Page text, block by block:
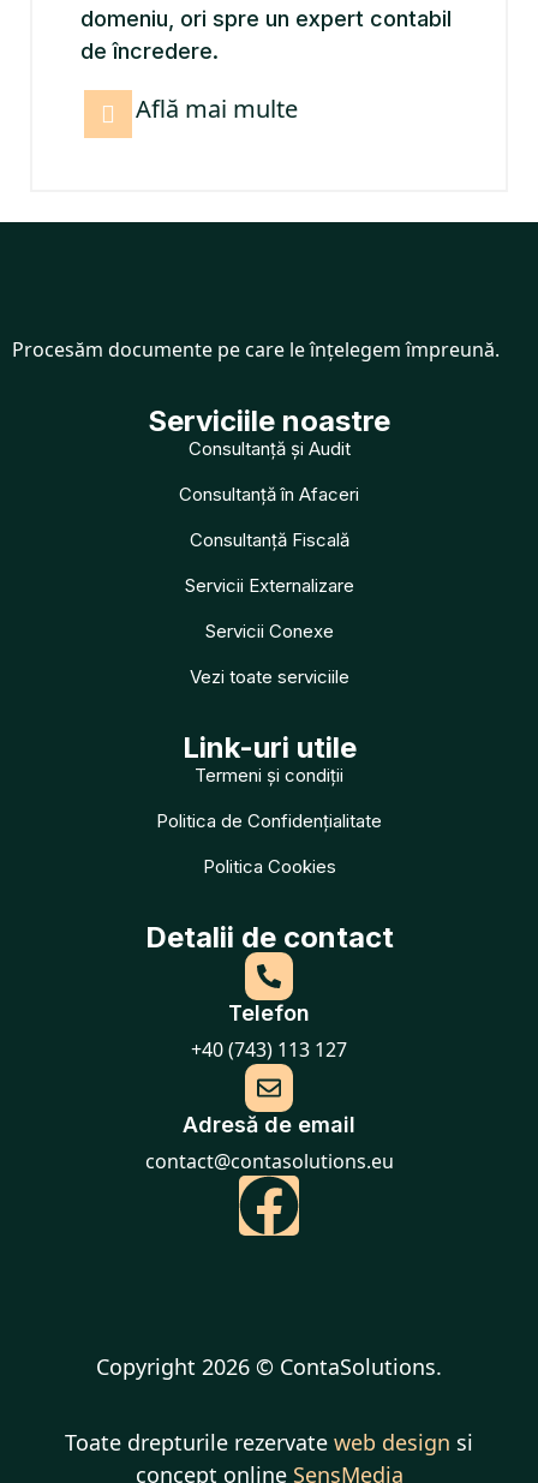
domeniu, ori spre un expert contabil
de încredere.
Află mai multe
Procesăm documente pe care le înțelegem împreună.
Serviciile noastre
Consultanță și Audit
Consultanță în Afaceri
Consultanță Fiscală
Servicii Externalizare
Servicii Conexe
Vezi toate serviciile
Link-uri utile
Termeni și condiții
Politica de Confidențialitate
Politica Cookies
Detalii de contact
Telefon
+40 (743) 113 127
Adresă de email
contact@contasolutions.eu
Copyright 2026 © ContaSolutions.
Toate drepturile rezervate web design si
concept online SensMedia